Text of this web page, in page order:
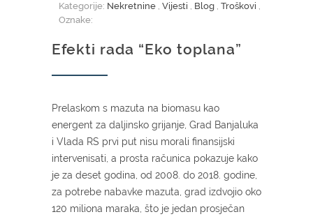
Kategorije: Nekretnine , Vijesti , Blog , Troškovi ,
Oznake:
Efekti rada “Eko toplana”
Prelaskom s mazuta na biomasu kao
energent za daljinsko grijanje, Grad Banjaluka
i Vlada RS prvi put nisu morali finansijski
intervenisati, a prosta računica pokazuje kako
je za deset godina, od 2008. do 2018. godine,
za potrebe nabavke mazuta, grad izdvojio oko
120 miliona maraka, što je jedan prosječan